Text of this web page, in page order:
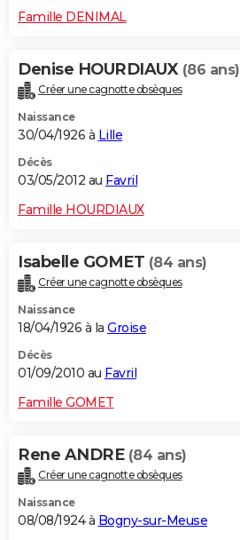
Famille DENIMAL
Denise HOURDIAUX (86 ans)
Créer une cagnotte obsèques
Naissance
30/04/1926 à Lille
Décès
03/05/2012 au Favril
Famille HOURDIAUX
Isabelle GOMET (84 ans)
Créer une cagnotte obsèques
Naissance
18/04/1926 à la Groise
Décès
01/09/2010 au Favril
Famille GOMET
Rene ANDRE (84 ans)
Créer une cagnotte obsèques
Naissance
08/08/1924 à Bogny-sur-Meuse